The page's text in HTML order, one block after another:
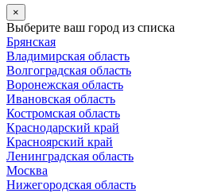
×
Выберите ваш город из списка
Брянская
Владимирская область
Волгоградская область
Воронежская область
Ивановская область
Костромская область
Краснодарский край
Красноярский край
Ленинградская область
Москва
Нижегородская область